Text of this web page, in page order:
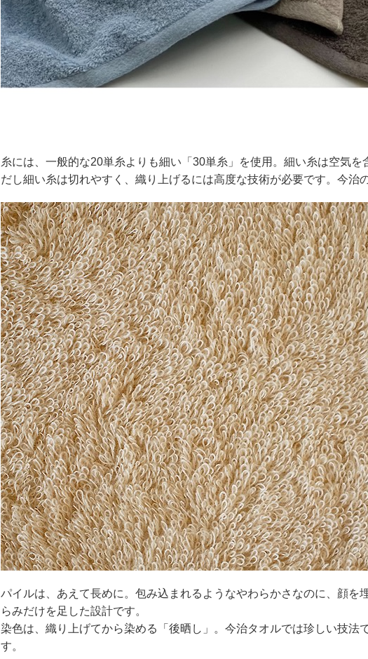
糸には、一般的な20単糸よりも細い「30単糸」を使用。細い糸は空気
だし細い糸は切れやすく、織り上げるには高度な技術が必要です。今治
パイルは、あえて長めに。包み込まれるようなやわらかさなのに、顔を
らみだけを足した設計です。
染色は、織り上げてから染める「後晒し」。今治タオルでは珍しい技法
す。